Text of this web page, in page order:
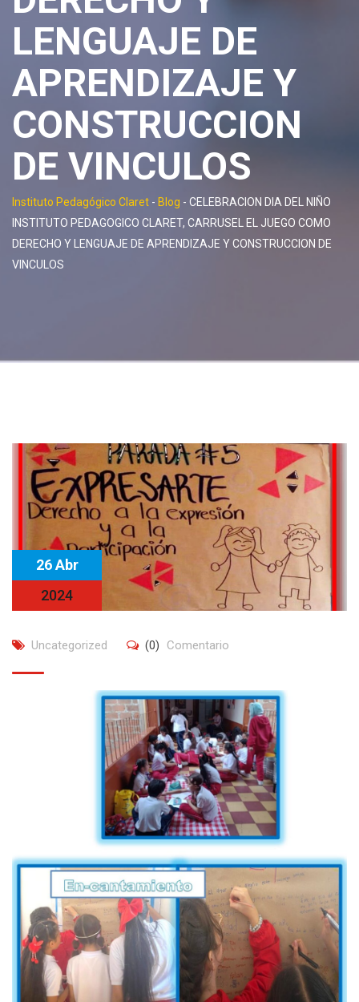
LENGUAJE DE
APRENDIZAJE Y
CONSTRUCCION
DE VINCULOS
Instituto Pedagógico Claret - Blog - CELEBRACION DIA DEL NIÑO
INSTITUTO PEDAGOGICO CLARET, CARRUSEL EL JUEGO COMO
DERECHO Y LENGUAJE DE APRENDIZAJE Y CONSTRUCCION DE
VINCULOS
26 Abr
2024
Uncategorized (0) Comentario